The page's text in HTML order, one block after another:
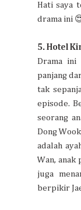
Hati saya
drama ini
5. Hotel
Drama ini
panjang
tak
episode.
seorang
Dong
adalah
Wan, anak
juga
berpikir